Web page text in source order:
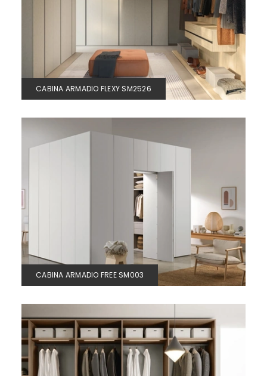
CABINA ARMADIO FLEXY SM2526
CABINA ARMADIO FREE SM003